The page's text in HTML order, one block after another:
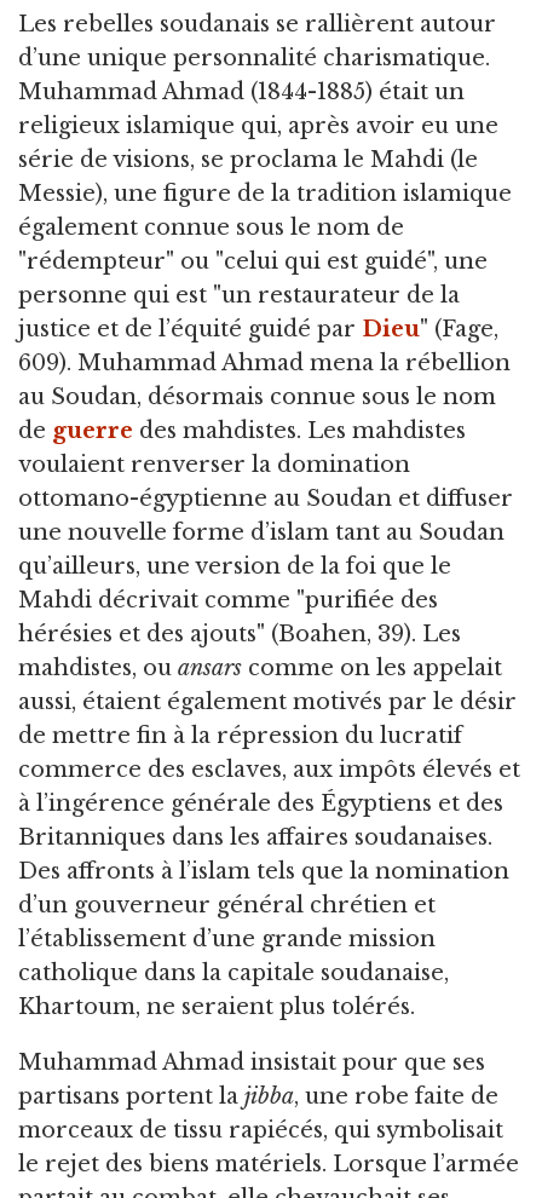
Les rebelles soudanais se rallièrent autour
d’une unique personnalité charismatique.
Muhammad Ahmad (1844-1885) était un
religieux islamique qui, après avoir eu une
série de visions, se proclama le Mahdi (le
Messie), une figure de la tradition islamique
également connue sous le nom de
"rédempteur" ou "celui qui est guidé", une
personne qui est "un restaurateur de la
justice et de l’équité guidé par Dieu" (Fage,
609). Muhammad Ahmad mena la rébellion
au Soudan, désormais connue sous le nom
de guerre des mahdistes. Les mahdistes
voulaient renverser la domination
ottomano-égyptienne au Soudan et diffuser
une nouvelle forme d’islam tant au Soudan
qu’ailleurs, une version de la foi que le
Mahdi décrivait comme "purifiée des
hérésies et des ajouts" (Boahen, 39). Les
mahdistes, ou ansars comme on les appelait
aussi, étaient également motivés par le désir
de mettre fin à la répression du lucratif
commerce des esclaves, aux impôts élevés et
à l’ingérence générale des Égyptiens et des
Britanniques dans les affaires soudanaises.
Des affronts à l’islam tels que la nomination
d’un gouverneur général chrétien et
l’établissement d’une grande mission
catholique dans la capitale soudanaise,
Khartoum, ne seraient plus tolérés.
Muhammad Ahmad insistait pour que ses
partisans portent la jibba, une robe faite de
morceaux de tissu rapiécés, qui symbolisait
le rejet des biens matériels. Lorsque l’armée